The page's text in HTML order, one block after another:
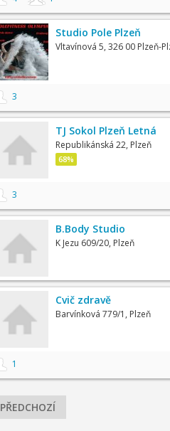
Studio Pole Plzeň
Vltavínová 5, 326 00 Plzeň-
3
TJ Sokol Plzeň Letná
Republikánská 22, Plzeň
68%
3
B.Body Studio
K Jezu 609/20, Plzeň
Cvič zdravě
Barvínková 779/1, Plzeň
1
PŘEDCHOZÍ